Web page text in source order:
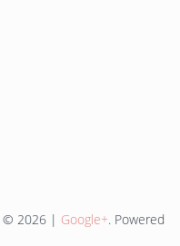
© 2026 | Google+. Powered